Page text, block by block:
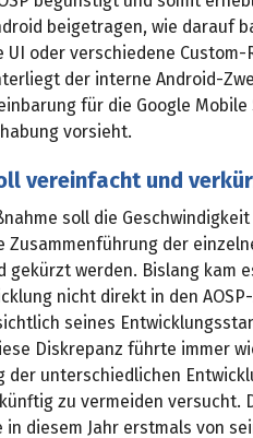
beigetragen, wie darauf
UI oder verschiedene Custom-
der interne Android-
für die Google
vorsieht.
vereinfacht und
soll die
Zusammenführung der
gekürzt werden. Bislang kam
nicht direkt in den
seines
Diskrepanz führte immer
der unterschiedlichen
zu vermeiden versucht.
in diesem Jahr erstmals von